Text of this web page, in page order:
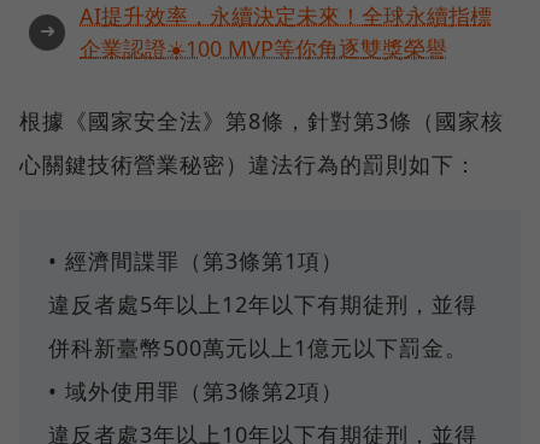
➜
AI提升效率，永續決定未來！全球永續指標
企業認證☀️100 MVP等你角逐雙獎榮譽
根據《國家安全法》第8條，針對第3條（國家核
心關鍵技術營業秘密）違法行為的罰則如下：
• 經濟間諜罪（第3條第1項）
違反者處5年以上12年以下有期徒刑，並得
併科新臺幣500萬元以上1億元以下罰金。
• 域外使用罪（第3條第2項）
違反者處3年以上10年以下有期徒刑，並得